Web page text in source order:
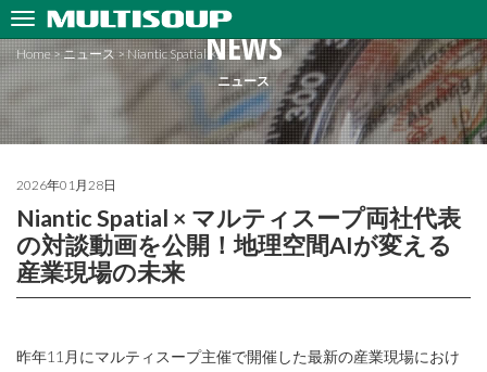
NEWS
ニュース
Home>ニュース>Niantic Spatial ×…
2026年01月28日
Niantic Spatial × マルティスープ両社代表
の対談動画を公開！地理空間AIが変える
産業現場の未来
昨年11月にマルティスープ主催で開催した最新の産業現場におけ